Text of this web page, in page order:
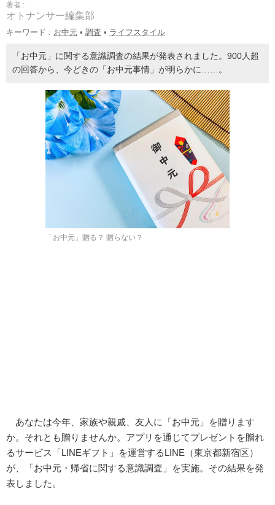
著者 :
オトナンサー編集部
キーワード : お中元 • 調査 • ライフスタイル
「お中元」に関する意識調査の結果が発表されました。900人超
の回答から、今どきの「お中元事情」が明らかに……。
「お中元」贈る？ 贈らない？
あなたは今年、家族や親戚、友人に「お中元」を贈ります
か。それとも贈りませんか。アプリを通じてプレゼントを贈れ
るサービス「LINEギフト」を運営するLINE（東京都新宿区）
が、「お中元・帰省に関する意識調査」を実施。その結果を発
表しました。